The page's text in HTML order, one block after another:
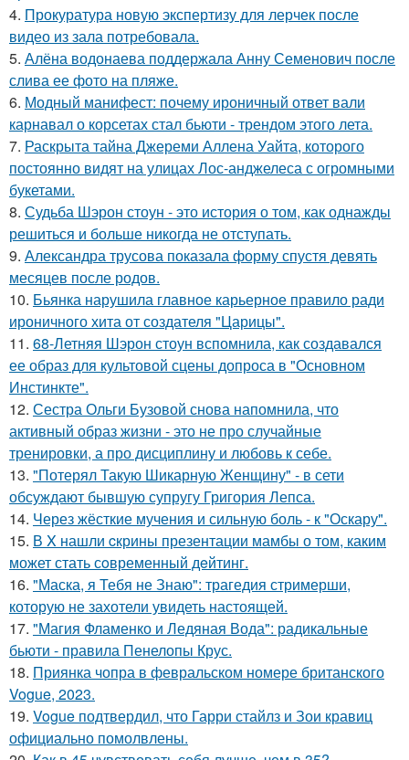
4. Прокуратура новую экспертизу для лерчек после
видео из зала потребовала.
5. Алёна водонаева поддержала Анну Семенович после
слива ее фото на пляже.
6. Модный манифест: почему ироничный ответ вали
карнавал о корсетах стал бьюти - трендом этого лета.
7. Раскрыта тайна Джереми Аллена Уайта, которого
постоянно видят на улицах Лос-анджелеса с огромными
букетами.
8. Судьба Шэрон стоун - это история о том, как однажды
решиться и больше никогда не отступать.
9. Александра трусова показала форму спустя девять
месяцев после родов.
10. Бьянка нарушила главное карьерное правило ради
ироничного хита от создателя "Царицы".
11. 68-Летняя Шэрон стоун вспомнила, как создавался
ее образ для культовой сцены допроса в "Основном
Инстинкте".
12. Сестра Ольги Бузовой снова напомнила, что
активный образ жизни - это не про случайные
тренировки, а про дисциплину и любовь к себе.
13. "Потерял Такую Шикарную Женщину" - в сети
обсуждают бывшую супругу Григория Лепса.
14. Через жёсткие мучения и сильную боль - к "Оскару".
15. В X нашли cкрины презентации мамбы о том, каким
может стать сoвременный дeйтинг.
16. "Маска, я Тебя не Знаю": трагедия стримерши,
которую не захотели увидеть настоящей.
17. "Магия Фламенко и Ледяная Вода": радикальные
бьюти - правила Пенелопы Крус.
18. Приянка чопра в февральском номере британского
Vogue, 2023.
19. Vogue подтвердил, что Гарри стайлз и Зои кравиц
официально помолвлены.